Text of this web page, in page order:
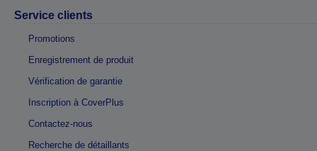
Service clients
Promotions
Enregistrement de produit
Vérification de garantie
Inscription à CoverPlus
Contactez-nous
Recherche de détaillants